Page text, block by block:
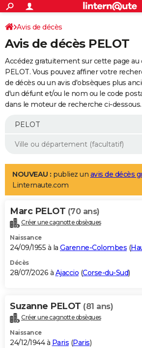
ACTUALITÉS
Politique
Société
Faits Divers
Education
Monde
Villes
+
SPORT
Coupe du monde 2026
Football
Tennis
Cyclisme
Rugby
Forum
Programme TV
TNT
Streaming
Cinéma
Sorties cinéma
Musique
+
FINANCE
Retraite
Impôts
Epargne
Immobilier
Risques naturels par ville
Banque
Assurance
Crédit
AUTO
Essais
Réserver un essai
Citadines
Berlines
SUV
Forum auto
+
Mobiles
Meilleur smartphone
Internet
Ordinateurs
Jeux vidéo
Guide high-tech
Aménagement intérieur
LIFESTYLE
Art de vivre
Bien-être
Loisirs
Mode
Modes de vie
Alimentation
Guide de la santé
Maladies
Médicaments
Sommeil
VOYAGE
Destinations
City break
Voyage nature
Voyage de noces
Forum
Climat
+PHOTO
GUIDES D'ACHAT
BONS PLANS
Carte de Noël
Carte Bonne année
Carte Saint-Valentin
Carte Pâques
Carte d'anniversaire
DICTIONNAIRE
Dictionnaire
Biographies
Citations
Expressions
Proverbes
PROGRAMME TV
Avis de décès
Avis de décès PELOT
Accédez gratuitement sur cette page au
PELOT. Vous pouvez affiner votre
de décès ou un avis d'obsèques plus
d'un défunt et/ou le nom ou le code
dans le moteur de recherche ci-dessous.
NOUVEAU : publiez un avis de décès
Linternaute.com
Marc PELOT (70 ans)
Créer une cagnotte obsèques
Naissance
24/09/1955 à la Garenne-Colombes (
Décès
28/07/2026 à Ajaccio (Corse-du-Sud)
Suzanne PELOT (81 ans)
Créer une cagnotte obsèques
Naissance
24/12/1944 à Paris (Paris)